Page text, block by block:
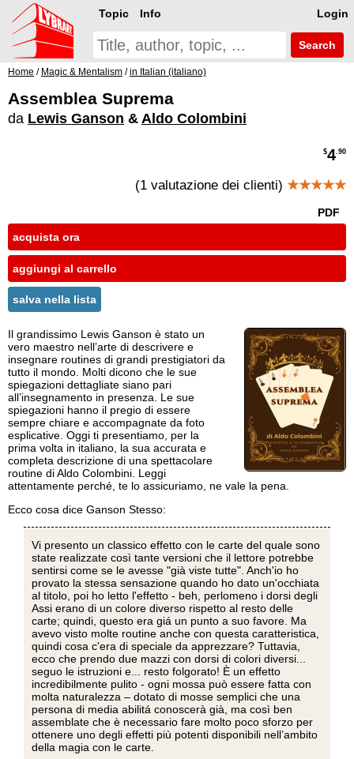
Login
Topic Info
Search
Home / Magic & Mentalism /in Italian (italiano)
Assemblea Suprema
da Lewis Ganson & Aldo Colombini
$4.90
(1 valutazione dei clienti) ★★★★★
PDF
acquista ora
aggiungi al carrello
salva nella lista
Il grandissimo Lewis Ganson è stato un
vero maestro nell’arte di descrivere e
insegnare routines di grandi prestigiatori da
tutto il mondo. Molti dicono che le sue
spiegazioni dettagliate siano pari
all’insegnamento in presenza. Le sue
spiegazioni hanno il pregio di essere
sempre chiare e accompagnate da foto
esplicative. Oggi ti presentiamo, per la
prima volta in italiano, la sua accurata e
completa descrizione di una spettacolare
routine di Aldo Colombini. Leggi
attentamente perché, te lo assicuriamo, ne vale la pena.
Ecco cosa dice Ganson Stesso:
Vi presento un classico effetto con le carte del quale sono
state realizzate così tante versioni che il lettore potrebbe
sentirsi come se le avesse "già viste tutte". Anch'io ho
provato la stessa sensazione quando ho dato un'occhiata
al titolo, poi ho letto l'effetto - beh, perlomeno i dorsi degli
Assi erano di un colore diverso rispetto al resto delle
carte; quindi, questo era giá un punto a suo favore. Ma
avevo visto molte routine anche con questa caratteristica,
quindi cosa c'era di speciale da apprezzare? Tuttavia,
ecco che prendo due mazzi con dorsi di colori diversi...
seguo le istruzioni e... resto folgorato! È un effetto
incredibilmente pulito - ogni mossa può essere fatta con
molta naturalezza – dotato di mosse semplici che una
persona di media abilitá conoscerà già, ma così ben
assemblate che è necessario fare molto poco sforzo per
ottenere uno degli effetti più potenti disponibili nell’ambito
della magia con le carte.